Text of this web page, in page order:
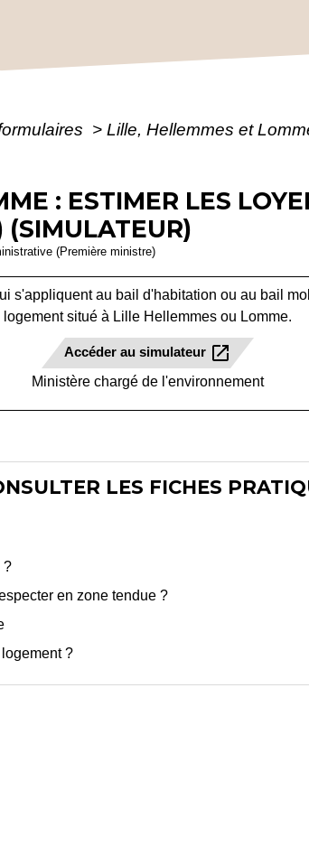
> Lille, Hellemmes et
: ESTIMER LES
(SIMULATEUR)
(Première ministre)
s'appliquent au bail d'habitation ou au bail
logement situé à Lille Hellemmes ou Lomme.
Accéder au simulateur open_in_new
Ministère chargé de l'environnement
LES FICHES
?
en zone tendue ?
?